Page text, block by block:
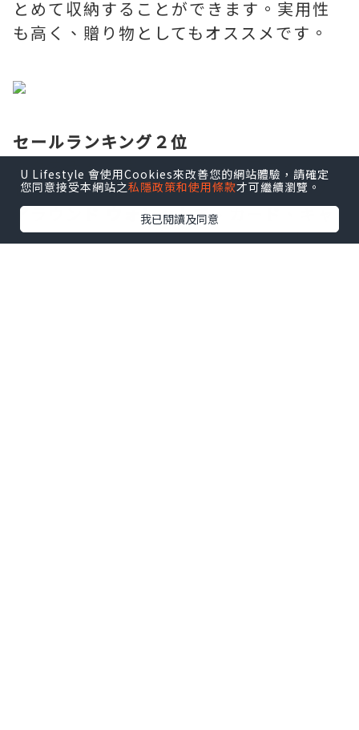
とめて収納することができます。実用性
も高く、贈り物としてもオススメです。
セールランキング２位
シグネチャー キャンバスとリファインド
レザーで仕上げた、たっぷり入るジップ
アラウンド ウォレットで、カード、キャ
ッシュ、コインの専用スペースがありま
U Lifestyle 會使用Cookies來改善您的網站體驗，請確定
您同意接受本網站之私隱政策和使用條款才可繼續瀏覽。
我已閱讀及同意